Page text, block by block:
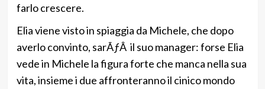
farlo crescere.
Elia viene visto in spiaggia da Michele, che dopo
averlo convinto, sarÃƒÂ il suo manager: forse Elia
vede in Michele la figura forte che manca nella sua
vita, insieme i due affronteranno il cinico mondo